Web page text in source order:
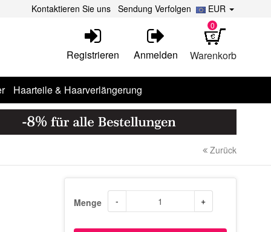
EUR
Kontaktieren Sie uns Sendung Verfolgen
Warenkorb
0
Registrieren Anmelden
Haarteile & Haarverlängerung
Zurück
Menge - +